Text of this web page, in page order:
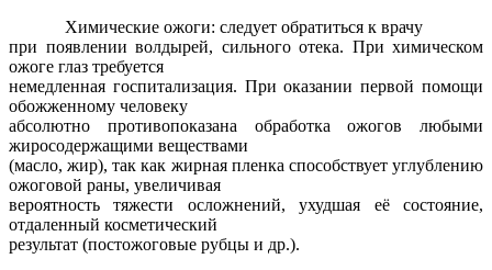
Химические ожоги: следует обратиться к врачу
при появлении волдырей, сильного отека. При химическом
ожоге глаз требуется
немедленная госпитализация. При оказании первой помощи
обожженному человеку
абсолютно противопоказана обработка ожогов любыми
жиросодержащими веществами
(масло, жир), так как жирная пленка способствует углублению
ожоговой раны, увеличивая
вероятность тяжести осложнений, ухудшая её состояние,
отдаленный косметический
результат (постожоговые рубцы и др.).